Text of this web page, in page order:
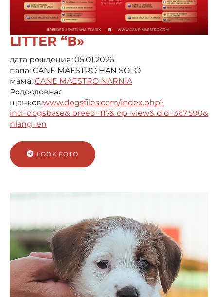
LITTER “В»
дата рождения: 05.01.2026
папа: CANE MAESTRO HAN SOLO
мама: CANE MAESTRO NARNIA
Родословная
щенков:www.dogsfiles.com/index.php?
ind=dogsbase& breed=117& op=view& did=367 590&
nlang=en
LOOK FOTO